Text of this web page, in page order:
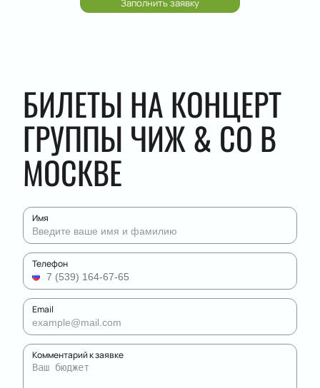
БИЛЕТЫ НА КОНЦЕРТ
ГРУППЫ ЧИЖ & CO В
МОСКВЕ
Имя
Телефон
Email
Комментарий к заявке